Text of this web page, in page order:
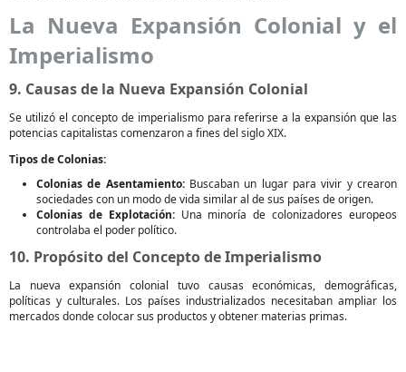
La Nueva Expansión Colonial y el
Imperialismo
9. Causas de la Nueva Expansión Colonial
Se utilizó el concepto de imperialismo para referirse a la expansión que las
potencias capitalistas comenzaron a fines del siglo XIX.
Tipos de Colonias:
Colonias de Asentamiento:Buscaban un lugar para vivir y crearon
sociedades con un modo de vida similar al de sus países de origen.
Colonias de Explotación:Una minoría de colonizadores europeos
controlaba el poder político.
10. Propósito del Concepto de Imperialismo
La nueva expansión colonial tuvo causas económicas, demográficas,
políticas y culturales. Los países industrializados necesitaban ampliar los
mercados donde colocar sus productos y obtener materias primas.